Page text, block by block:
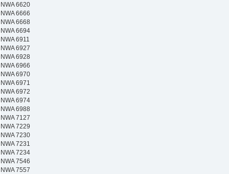
NWA 6620
NWA 6666
NWA 6668
NWA 6694
NWA 6911
NWA 6927
NWA 6928
NWA 6966
NWA 6970
NWA 6971
NWA 6972
NWA 6974
NWA 6988
NWA 7127
NWA 7229
NWA 7230
NWA 7231
NWA 7234
NWA 7546
NWA 7557